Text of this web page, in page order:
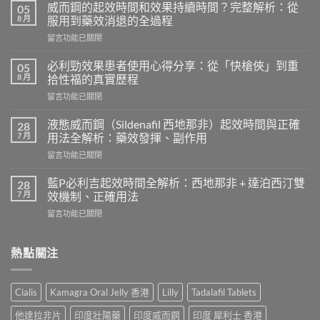
05
8 月
威而鋼的起效時間和效果持續時間？完整解析：從
服用到藥效消退的全過程
在
而
鋼
的
起
時
間
和
效
持
續
間？
解
服
用
到
留言功能已關閉
05
8 月
必利勁效果患者使用心得分享：從「快槍俠」到重
拾性福的真實歷程
在
利
勁
效
果
者
使
用
心
享：
槍
俠」
到
留言功能已關閉
28
7 月
液態威而鋼（Sildenafil 西地那非）起效時間與正確
用法全解析：藥效發揮、副作用
在
態
威
而
鋼
地
起
效
時
留言功能已關閉
28
7 月
藍P必利吉起效時間全解析：西地那非 + 達泊西汀雙
效機制、正確用法
在
必
利
起
效
時
留言功能已關閉
熱點關注
Cialis Kamagra Oral Jelly 香港 Lilly
Tadalafil Tablets
他達拉非片
印度壯陽藥 印度威而鋼 印度 犀利士 香港